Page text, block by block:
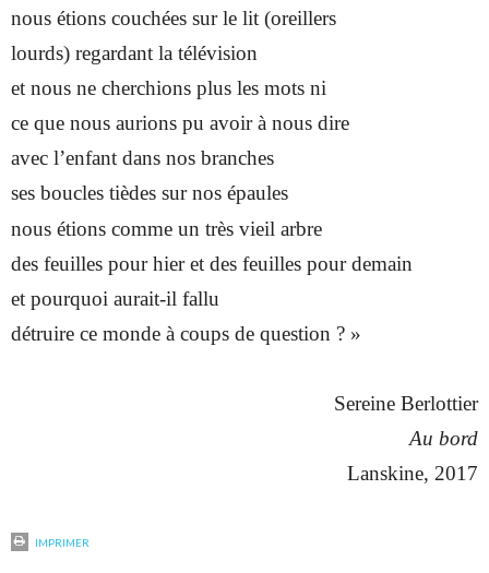
nous étions couchées sur le lit (oreillers
lourds) regardant la télévision
et nous ne cherchions plus les mots ni
ce que nous aurions pu avoir à nous dire
avec l’enfant dans nos branches
ses boucles tièdes sur nos épaules
nous étions comme un très vieil arbre
des feuilles pour hier et des feuilles pour demain
et pourquoi aurait-il fallu
détruire ce monde à coups de question ? »
Sereine Berlottier
Au bord
Lanskine, 2017
IMPRIMER